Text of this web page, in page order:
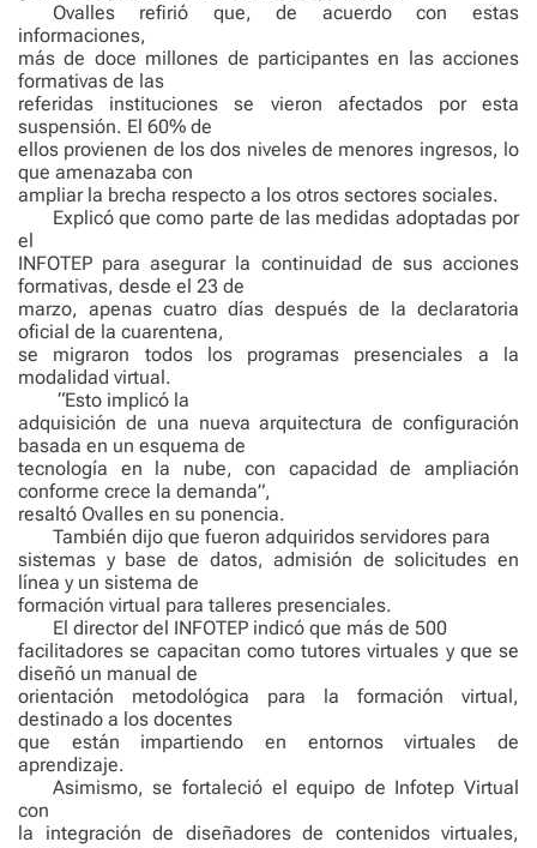
Ovalles refirió que, de acuerdo con estas
informaciones,
más de doce millones de participantes en las acciones
formativas de las
referidas instituciones se vieron afectados por esta
suspensión. El 60% de
ellos provienen de los dos niveles de menores ingresos, lo
que amenazaba con
ampliar la brecha respecto a los otros sectores sociales.
Explicó que como parte de las medidas adoptadas por
el
INFOTEP para asegurar la continuidad de sus acciones
formativas, desde el 23 de
marzo, apenas cuatro días después de la declaratoria
oficial de la cuarentena,
se migraron todos los programas presenciales a la
modalidad virtual.
“Esto implicó la
adquisición de una nueva arquitectura de configuración
basada en un esquema de
tecnología en la nube, con capacidad de ampliación
conforme crece la demanda”,
resaltó Ovalles en su ponencia.
También dijo que fueron adquiridos servidores para
sistemas y base de datos, admisión de solicitudes en
línea y un sistema de
formación virtual para talleres presenciales.
El director del INFOTEP indicó que más de 500
facilitadores se capacitan como tutores virtuales y que se
diseñó un manual de
orientación metodológica para la formación virtual,
destinado a los docentes
que están impartiendo en entornos virtuales de
aprendizaje.
Asimismo, se fortaleció el equipo de Infotep Virtual
con
la integración de diseñadores de contenidos virtuales,